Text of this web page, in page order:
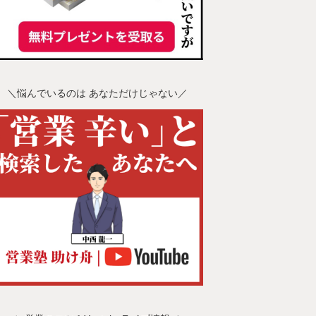
＼悩んでいるのは あなただけじゃない／